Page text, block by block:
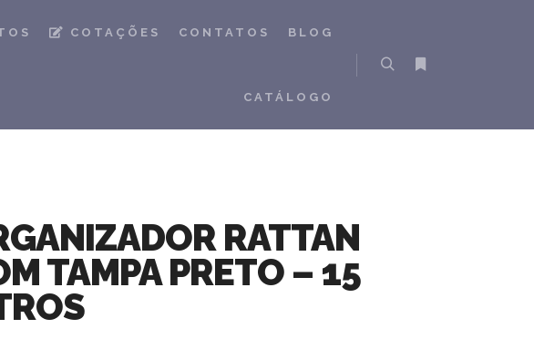
COTAÇÕES CONTATOS BLOG
CATÁLOGO
RATTAN
TAMPA PRETO – 15